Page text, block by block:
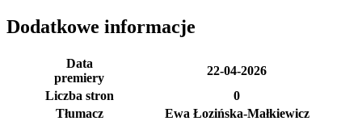
Dodatkowe informacje
Data
premiery
22-04-2026
Liczba stron
0
Tłumacz
Ewa Łozińska-Małkiewicz